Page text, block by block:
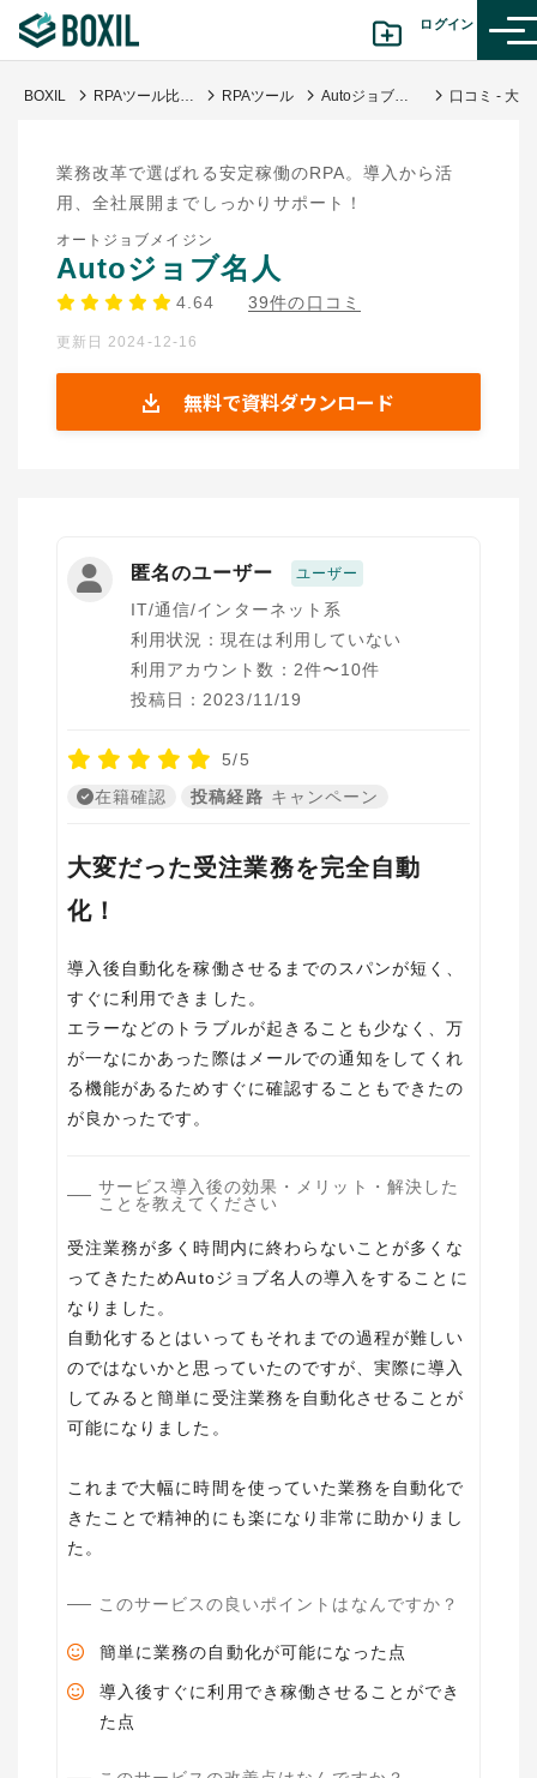
ログイン
診断から探す(β版)
記事から探す
BOXIL RPAツール比較｜おすすめサービスの機能や価格・タイプ別の選び方 RPAツール Autoジョブ名人
業務改革で選ばれる安定稼働のRPA。導入から活
用、全社展開までしっかりサポート！
オートジョブメイジン
Autoジョブ名人
4.64 39件の口コミ
更新日 2024-12-16
無料で資料ダウンロード
匿名のユーザー ユーザー
IT/通信/インターネット系
利用状況：現在は利用していない
利用アカウント数：2件〜10件
投稿日：2023/11/19
5/5
在籍確認
投稿経路 キャンペーン
大変だった受注業務を完全自動
化！
導入後自動化を稼働させるまでのスパンが短く、
すぐに利用できました。
エラーなどのトラブルが起きることも少なく、万
が一なにかあった際はメールでの通知をしてくれ
る機能があるためすぐに確認することもできたの
が良かったです。
サービス導入後の効果・メリット・解決した
ことを教えてください
受注業務が多く時間内に終わらないことが多くな
ってきたためAutoジョブ名人の導入をすることに
なりました。
自動化するとはいってもそれまでの過程が難しい
のではないかと思っていたのですが、実際に導入
してみると簡単に受注業務を自動化させることが
可能になりました。
これまで大幅に時間を使っていた業務を自動化で
きたことで精神的にも楽になり非常に助かりまし
た。
このサービスの良いポイントはなんですか？
簡単に業務の自動化が可能になった点
導入後すぐに利用でき稼働させることができ
た点